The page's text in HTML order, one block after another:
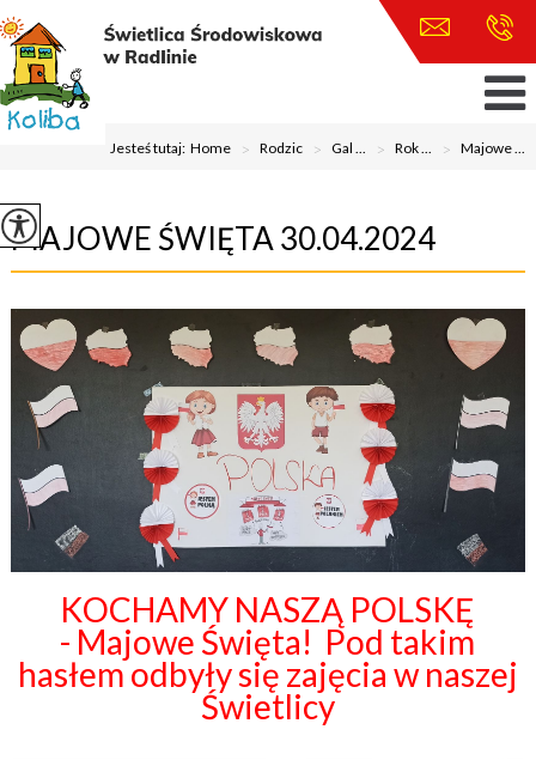
Jesteś tutaj:Home > Rodzic > Gal ... > Rok ... > Majowe ...
MAJOWE ŚWIĘTA 30.04.2024
KOCHAMY NASZĄ POLSKĘ
- Majowe Święta! Pod takim
hasłem odbyły się zajęcia w naszej
Świetlicy